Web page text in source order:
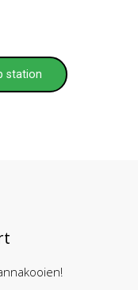
station